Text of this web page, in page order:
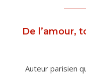
De l’amour,
Auteur parisien